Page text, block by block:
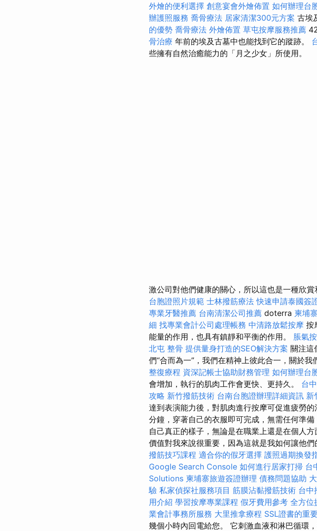
外燴的便利選擇 創意宴會外燴佈置 如何辦理台
辦護照服務 喬骨療法 居家清潔300元方案 古埃
的優勢 喬骨療法 外燴佈置 草屯按摩服務推薦
骨治療 年前的埃及古墓中也能找到它的蹤跡。
些擁有自然治癒能力的「月之少女」所使用。
激公司對他們健康的關心，所以這也是一種欣賞
台胞證照片規範 士林撥筋療法 快速申請泰國簽
專業牙醫推薦 台南清潔公司推薦 doterra 柬埔
細 找專業會計公司處理帳務 中清路放鬆按摩 按
能量的作用，也具有鎮靜和平衡的作用。 脹氣
北屯 整骨 提供量身打造的SEO解決方案 關注這
們“合而為一”，我們在精神上彼此合一，關於我
整復療程 資深記帳士協助財務管理 如何辦理台
會增加，執行的肌肉工作會更快、更持久。 台
攻略 新竹撥筋技術 台南台胞證辦理詳細資訊 新
達到表演能力後，對肌肉進行按摩可促進疲勞
分鐘，穿著自己的衣服即可完成，無需任何準
自己真正的樣子，無論是在職業上還是在個人
價值對我來說很重要，因為這就是我如何讓他
撥筋技巧課程 適合你的假牙選擇 護照過期換發
Google Search Console 如何進行居家打掃 台
Solutions 柬埔寨旅遊簽證辦理 債務問題協助
驗 私家偵探社服務項目 筋膜沾黏撥筋技術 台中
用介紹 學習按摩專業課程 假牙費用參考 全方位
業會計事務所服務 大里推拿療程 SSL證書的重
幾個小時內回電給您。 它刺激血液和淋巴循環